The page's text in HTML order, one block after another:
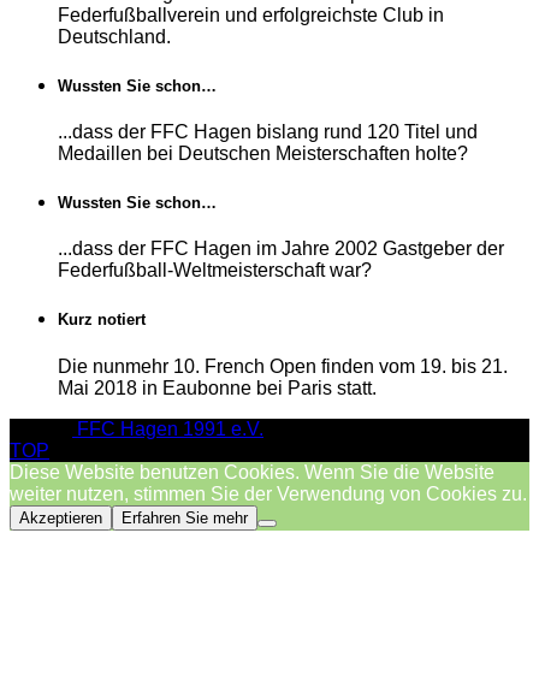
Federfußballverein und erfolgreichste Club in
Deutschland.
Wussten Sie schon…
...dass der FFC Hagen bislang rund 120 Titel und
Medaillen bei Deutschen Meisterschaften holte?
Wussten Sie schon…
...dass der FFC Hagen im Jahre 2002 Gastgeber der
Federfußball-Weltmeisterschaft war?
Kurz notiert
Die nunmehr 10. French Open finden vom 19. bis 21.
Mai 2018 in Eaubonne bei Paris statt.
FFC Hagen 1991 e.V.
TOP
Diese Website benutzen Cookies. Wenn Sie die Website
weiter nutzen, stimmen Sie der Verwendung von Cookies zu.
Akzeptieren Erfahren Sie mehr